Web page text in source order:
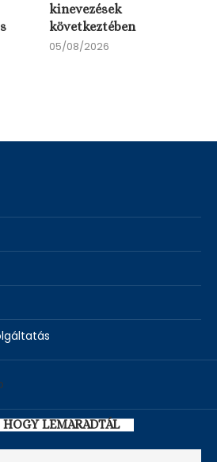
kinevezések
következtében
05/08/2026
HOGY LEMARADTÁL